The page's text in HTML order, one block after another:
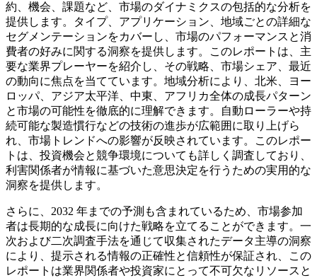
約、機会、課題など、市場のダイナミクスの包括的な分析を
提供します。タイプ、アプリケーション、地域ごとの詳細な
セグメンテーションをカバーし、市場のパフォーマンスと消
費者の好みに関する洞察を提供します。このレポートは、主
要な業界プレーヤーを紹介し、その戦略、市場シェア、最近
の動向に焦点を当てています。地域分析により、北米、ヨー
ロッパ、アジア太平洋、中東、アフリカ全体の成長パターン
と市場の可能性を徹底的に理解できます。自動ローラーや持
続可能な製造慣行などの技術の進歩が広範囲に取り上げら
れ、市場トレンドへの影響が反映されています。このレポー
トは、投資機会と競争環境についても詳しく調査しており、
利害関係者が情報に基づいた意思決定を行うための実用的な
洞察を提供します。
さらに、2032 年までの予測も含まれているため、市場参加
者は長期的な成長に向けた戦略を立てることができます。一
次および二次調査手法を通じて収集されたデータ主導の洞察
により、提示される情報の正確性と信頼性が保証され、この
レポートは業界関係者や投資家にとって不可欠なリソースと